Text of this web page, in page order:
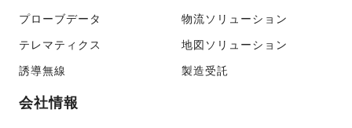
プローブデータ 物流ソリューション
テレマティクス 地図ソリューション
誘導無線 製造受託
会社情報